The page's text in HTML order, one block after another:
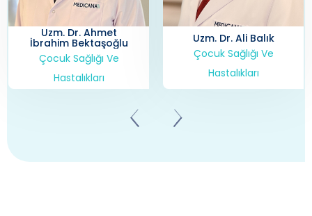
Uzm. Dr. Ali Balık
Çocuk Sağlığı Ve
Hastalıkları
Uzm. Dr. Ali Şal
Çocuk Sağlığı Ve
Hastalıkları